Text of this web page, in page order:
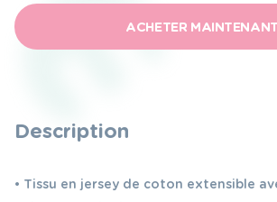
à
langer
éponge
Triangles
ACHETER MAINTENANT
Description
• Tissu en jersey de coton extensible